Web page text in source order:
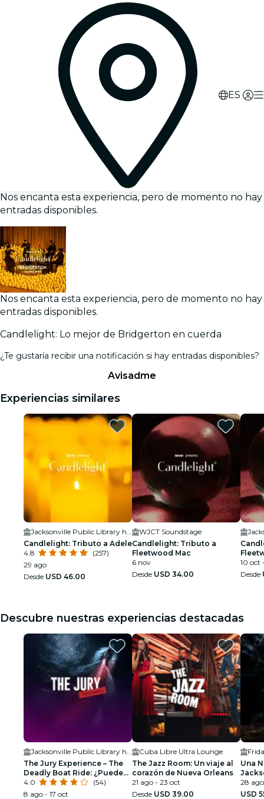
ES
Nos encanta esta experiencia, pero de momento no hay
entradas disponibles.
Nos encanta esta experiencia, pero de momento no hay
entradas disponibles.
Candlelight: Lo mejor de Bridgerton en cuerda
¿Te gustaría recibir una notificación si hay entradas disponibles?
Avisadme
Experiencias similares
Candlelight: Tributo a Adele
4.8
(257)
29 ago
Desde USD 46.00
WJCT Soundstage
Candlelight: Tributo a
Fleetwood Mac
6 nov
Desde USD 34.00
10 oct
Desde
Descubre nuestras experiencias destacadas
The Jury Experience – The
Deadly Boat Ride: ¿Puede
Jacksonville entregar
justicia?
4.0
(54)
8 ago - 17 oct
Cuba Libre Ultra Lounge
The Jazz Room: Un viaje al
corazón de Nueva Orleans
21 ago - 23 oct
Desde USD 39.00
Una
28
USD